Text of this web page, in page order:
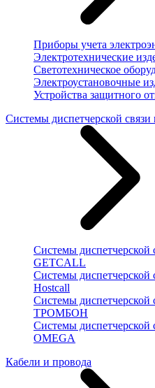
Приборы учета
Электротехнические
Светотехническое
Электроустановочные
Устройства защитного
Системы диспетчерской связи
Системы диспетчерской
GETCALL
Системы диспетчерской
Hostcall
Системы диспетчерской
ТРОМБОН
Системы диспетчерской
OMEGA
Кабели и провода